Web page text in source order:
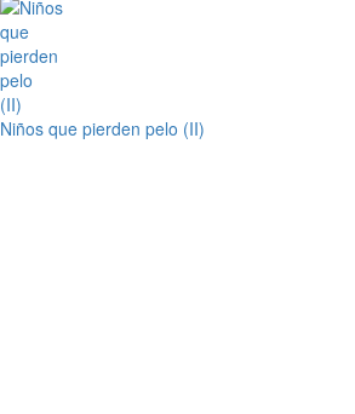
Niños que pierden pelo (II)